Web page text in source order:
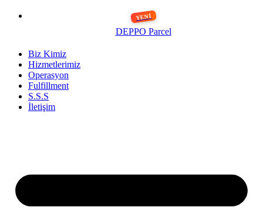
DEPPO Parcel
Biz Kimiz
Hizmetlerimiz
Operasyon
Fulfillment
S.S.S
İletişim